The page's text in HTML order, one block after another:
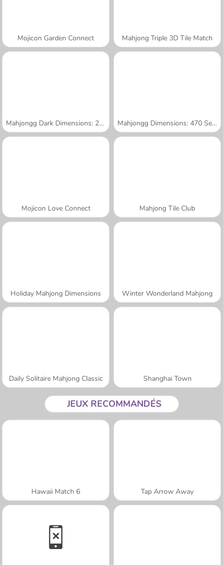
Mojicon Garden Connect Mahjong Triple 3D Tile Match
Mahjongg Dark Dimensions: 210 Seconds Mahjongg Dimensions: 470 Seconds
Mojicon Love Connect Mahjong Tile Club
Holiday Mahjong Dimensions Winter Wonderland Mahjong
Daily Solitaire Mahjong Classic Shanghai Town
JEUX RECOMMANDÉS
Hawaii Match 6 Tap Arrow Away